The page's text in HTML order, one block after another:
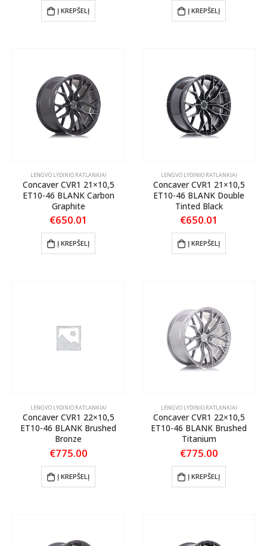
Į KREPŠELĮ Į KREPŠELĮ
LENGVO LYDINIO RATLANKIAI
Concaver CVR1 21×10,5
ET10-46 BLANK Carbon
Graphite
€650.01
Į KREPŠELĮ
LENGVO LYDINIO RATLANKIAI
Concaver CVR1 21×10,5
ET10-46 BLANK Double
Tinted Black
€650.01
Į KREPŠELĮ
LENGVO LYDINIO RATLANKIAI
Concaver CVR1 22×10,5
ET10-46 BLANK Brushed
Bronze
€775.00
Į KREPŠELĮ
LENGVO LYDINIO RATLANKIAI
Concaver CVR1 22×10,5
ET10-46 BLANK Brushed
Titanium
€775.00
Į KREPŠELĮ